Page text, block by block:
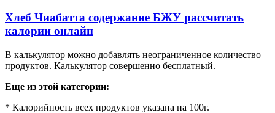
Хлеб Чиабатта содержание БЖУ рассчитать
калории онлайн
В калькулятор можно добавлять неограниченное количество
продуктов. Калькулятор совершенно бесплатный.
Еще из этой категории:
* Калорийность всех продуктов указана на 100г.